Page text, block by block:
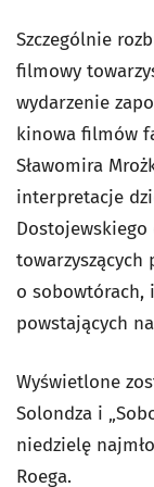
Szczególnie
filmowy
wydarzenie
kinowa filmów
Sławomira
interpretacje
Dostojewskiego
o sobowtórach,
powstających
Wyświetlone
Solondza i
niedzielę
Roega.